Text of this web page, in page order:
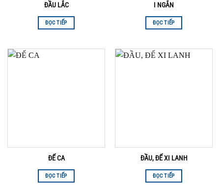
ĐẦU LẮC
ĐỌC TIẾP
I NGẮN
ĐỌC TIẾP
ĐẾ CA
ĐỌC TIẾP
ĐẦU, ĐẾ XI LANH
ĐỌC TIẾP